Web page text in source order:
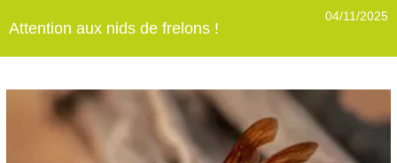
Attention aux nids de frelons !
04/11/2025